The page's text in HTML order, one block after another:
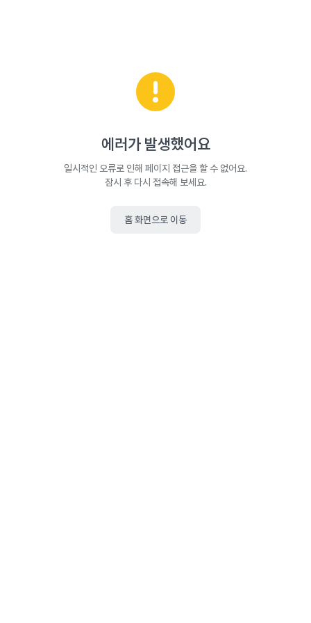
에러가 발생했어요
일시적인 오류로 인해 페이지 접근을 할 수 없어요.
잠시 후 다시 접속해 보세요.
홈 화면으로 이동